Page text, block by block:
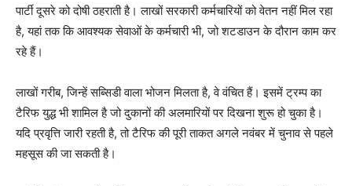
पार्टी दूसरे को दोषी ठहराती है। लाखों सरकारी कर्मचारियों को वेतन नहीं मिल रहा
है, यहां तक ​​कि आवश्यक सेवाओं के कर्मचारी भी, जो शटडाउन के दौरान काम कर
रहे हैं।
लाखों गरीब, जिन्हें सब्सिडी वाला भोजन मिलता है, वे वंचित हैं। इसमें ट्रम्प का
टैरिफ युद्ध भी शामिल है जो दुकानों की अलमारियों पर दिखना शुरू हो चुका है।
यदि प्रवृत्ति जारी रहती है, तो टैरिफ की पूरी ताकत अगले नवंबर में चुनाव से पहले
महसूस की जा सकती है।